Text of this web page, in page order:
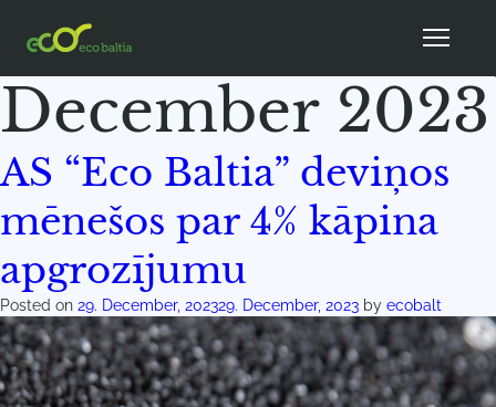
Month:
December 2023
AS “Eco Baltia” deviņos
mēnešos par 4% kāpina
apgrozījumu
Posted on 29. December, 202329. December, 2023 by ecobalt